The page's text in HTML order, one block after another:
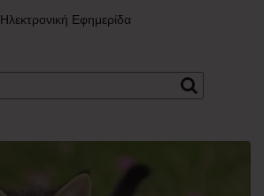
Ηλεκτρονική Εφημερίδα